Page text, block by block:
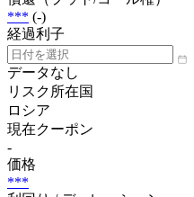
*** (-)
経過利子
データなし
リスク所在国
ロシア
現在クーポン
-
価格
***